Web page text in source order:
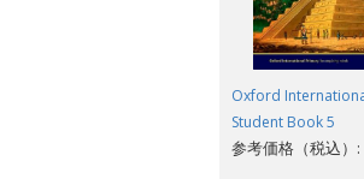
Oxford
Student Book 5
参考価格（税込）